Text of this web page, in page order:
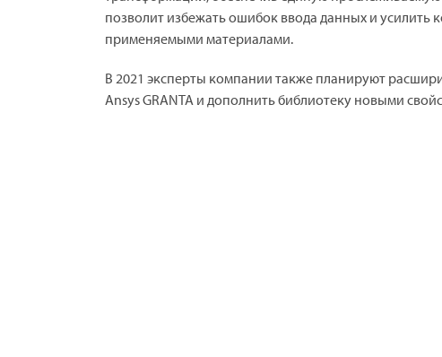
позволит избежать ошибок ввода данных и усилить
применяемыми материалами.
В 2021 эксперты компании также планируют
Ansys GRANTA и дополнить библиотеку новыми